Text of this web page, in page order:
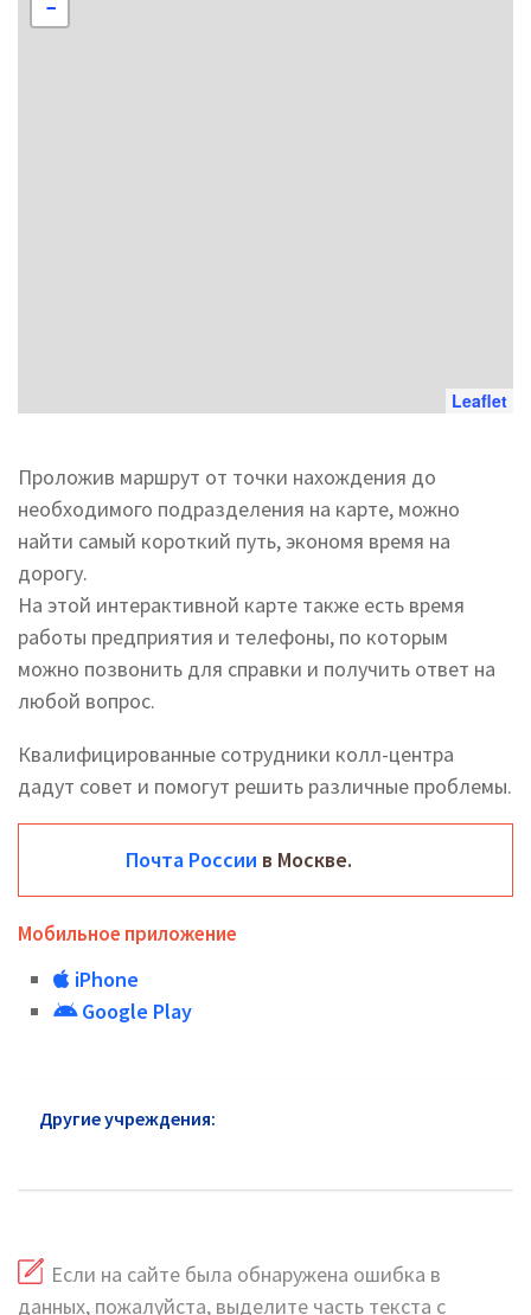
−
Leaflet
Проложив маршрут от точки нахождения до
необходимого подразделения на карте, можно
найти самый короткий путь, экономя время на
дорогу.
На этой интерактивной карте также есть время
работы предприятия и телефоны, по которым
можно позвонить для справки и получить ответ на
любой вопрос.
Квалифицированные сотрудники колл-центра
дадут совет и помогут решить различные проблемы.
Почта России в Москве.
Мобильное приложение
iPhone
Google Play
Другие учреждения:
Если на сайте была обнаружена ошибка в
данных, пожалуйста, выделите часть текста с